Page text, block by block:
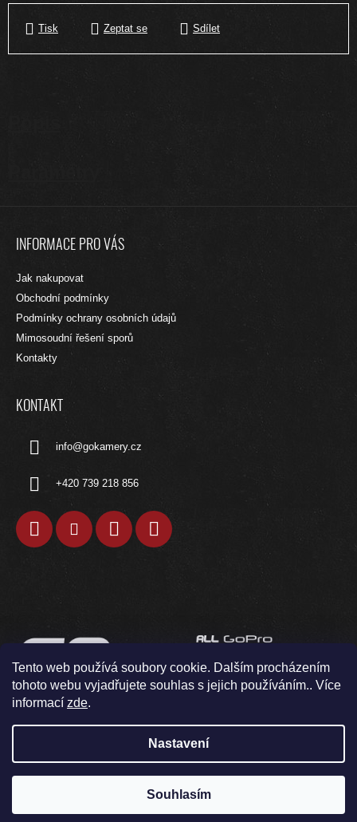
Tento web používá soubory cookie. Dalším procházením
tohoto webu vyjadřujete souhlas s jejich používáním.. Více
informací zde.
Nastavení
Souhlasím
Tisk Zeptat se Sdílet
Parametry
INFORMACE PRO VÁS
Jak nakupovat
Obchodní podmínky
Podmínky ochrany osobních údajů
Mimosoudní řešení sporů
Kontakty
KONTAKT
info@gokamery.cz
+420 739 218 856